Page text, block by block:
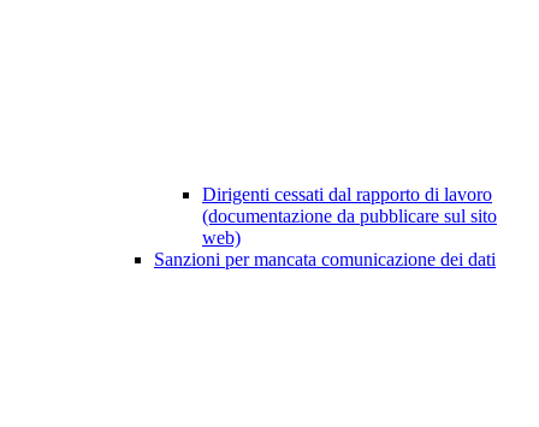
Dirigenti cessati dal rapporto di lavoro
(documentazione da pubblicare sul sito
web)
Sanzioni per mancata comunicazione dei dati